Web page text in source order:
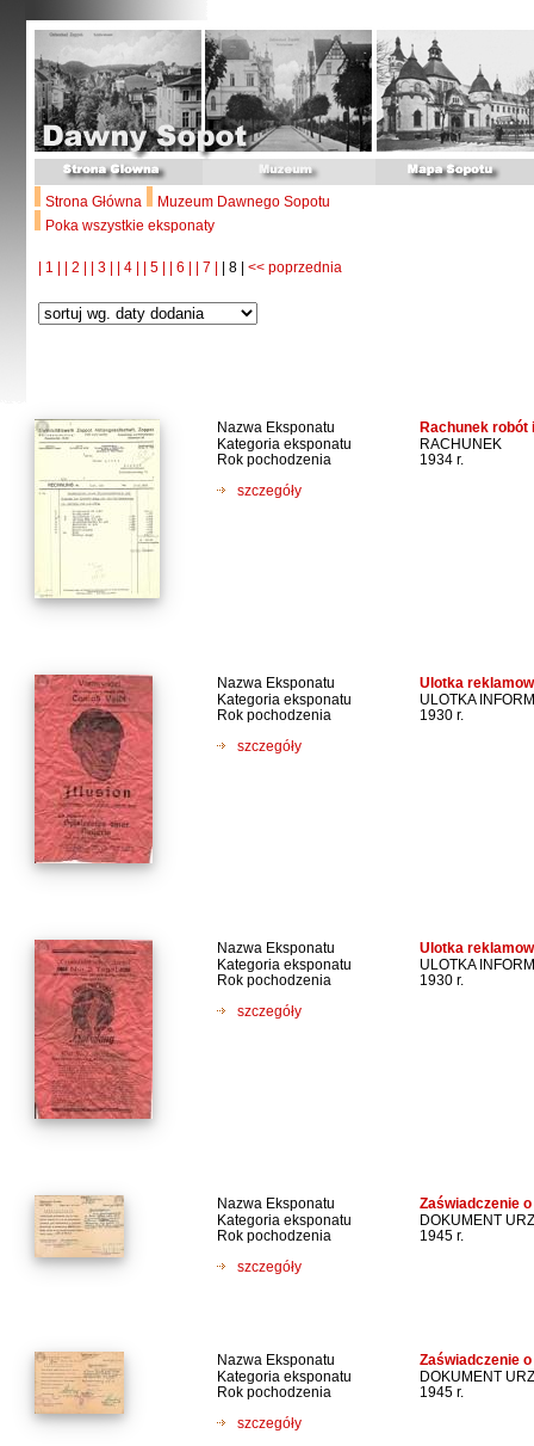
Strona Główna
Muzeum Dawnego Sopotu
Poka wszystkie eksponaty
| 1 | | 2 | | 3 | | 4 | | 5 | | 6 | | 7 | | 8 | << poprzednia
Nazwa Eksponatu Rachunek
Kategoria eksponatu
RACHUNEK
Rok pochodzenia
1934 r.
szczegóły
Nazwa Eksponatu Ulotka
Kategoria eksponatu
ULOTKA
Rok pochodzenia
1930 r.
szczegóły
Nazwa Eksponatu Ulotka
Kategoria eksponatu
ULOTKA
Rok pochodzenia
1930 r.
szczegóły
Nazwa Eksponatu Zaświadczenie
Kategoria eksponatu
DOKUMENT
Rok pochodzenia
1945 r.
szczegóły
Nazwa Eksponatu Zaświadczenie
Kategoria eksponatu
DOKUMENT
Rok pochodzenia
1945 r.
szczegóły